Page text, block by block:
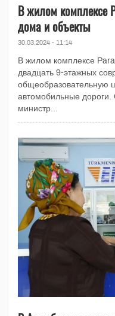
В жилом комплексе
дома и объекты
30.03.2024 - 11:14
В жилом комплексе
двадцать 9-этажных
общеобразовательную
автомобильные
министр...